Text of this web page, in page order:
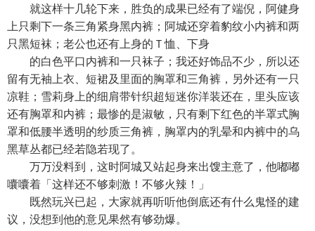
就这样十几轮下来，胜负的成果已经有了端倪，阿健身
上只剩下一条三角紧身黑内裤；阿城还穿着豹纹小内裤和两
只黑短袜；老公也还有上身的Ｔ恤、下身
的白色平口内裤和一只袜子；我还好饰品不少，所以还
留有无袖上衣、短裙及里面的胸罩和三角裤，另外还有一只
凉鞋；雪莉身上的细肩带针织超短迷你洋装还在，里头应该
还有胸罩和内裤；最惨的是淑敏，只有剩下红色的半罩式胸
罩和低腰半透明的纱质三角裤，胸罩内的乳晕和内裤中的乌
黑草丛都已经若隐若现了。
万万没料到，这时阿城又站起身来出馊主意了，他嘟嘟
囔囔着「这样还不够刺激！不够火辣！」
既然玩兴已起，大家就再听听他倒底还有什么鬼怪的建
议，没想到他的意见果然有够劲爆。